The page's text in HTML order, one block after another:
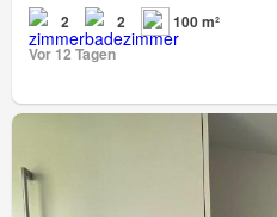
2 2
100 m²
Vor 12 Tagen